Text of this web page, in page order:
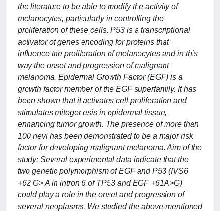
the literature to be able to modify the activity of
melanocytes, particularly in controlling the
proliferation of these cells. P53 is a transcriptional
activator of genes encoding for proteins that
influence the proliferation of melanocytes and in this
way the onset and progression of malignant
melanoma. Epidermal Growth Factor (EGF) is a
growth factor member of the EGF superfamily. It has
been shown that it activates cell proliferation and
stimulates mitogenesis in epidermal tissue,
enhancing tumor growth. The presence of more than
100 nevi has been demonstrated to be a major risk
factor for developing malignant melanoma. Aim of the
study: Several experimental data indicate that the
two genetic polymorphism of EGF and P53 (IVS6
+62 G> A in intron 6 of TP53 and EGF +61A>G)
could play a role in the onset and progression of
several neoplasms. We studied the above-mentioned